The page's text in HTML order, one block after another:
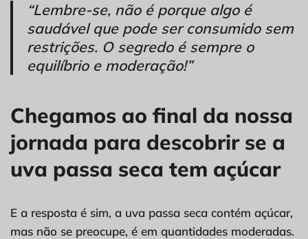
“Lembre-se, não é porque algo é
saudável que pode ser consumido sem
restrições. O segredo é sempre o
equilíbrio e moderação!”
Chegamos ao final da nossa
jornada para descobrir se a
uva passa seca tem açúcar
E a resposta é sim, a uva passa seca contém açúcar,
mas não se preocupe, é em quantidades moderadas.